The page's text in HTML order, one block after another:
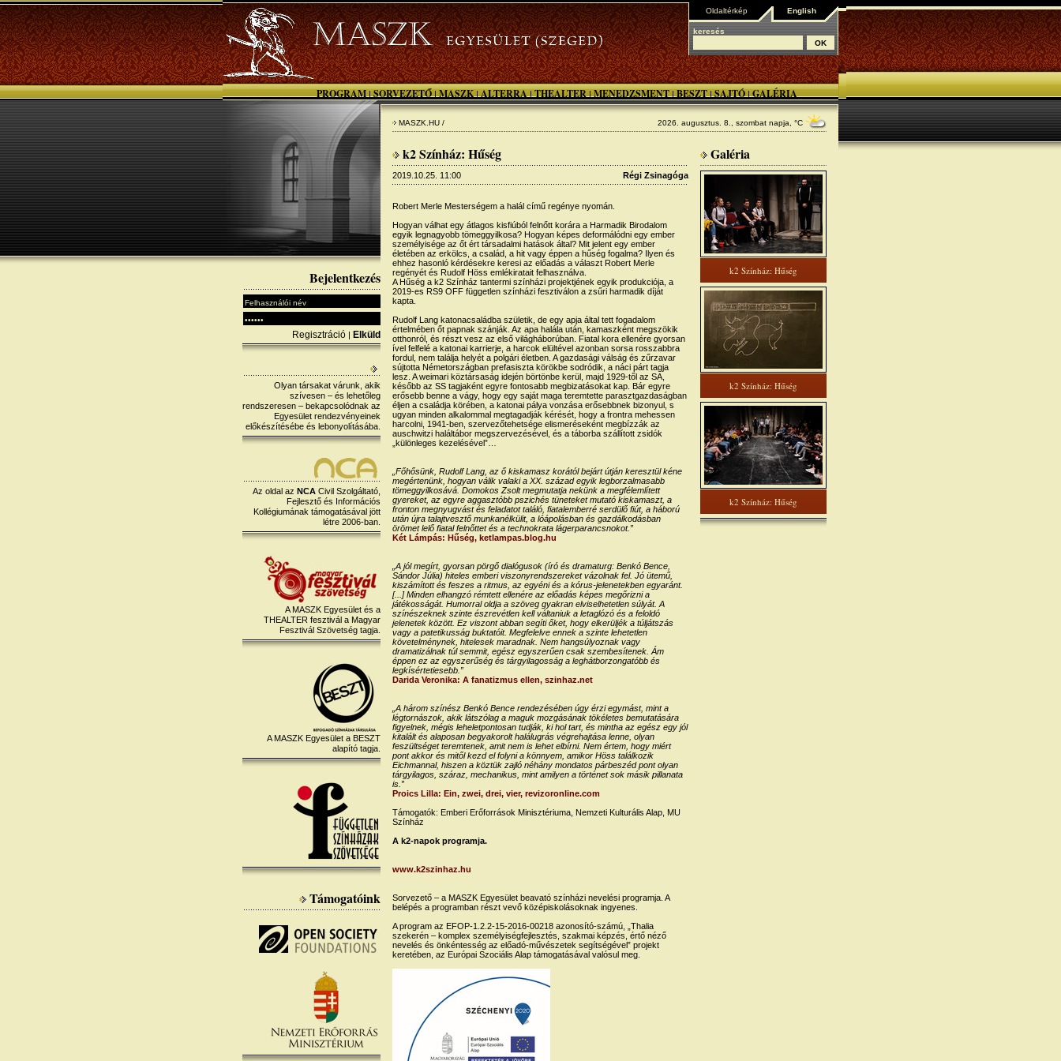
Oldaltérkép English
keresés
PROGRAM | SORVEZETŐ | MASZK | ALTERRA | THEALTER | MENEDZSMENT | BESZT | SAJTÓ | GALÉRIA
Bejelentkezés
Regisztráció | Elküld
Olyan társakat várunk, akik
szívesen – és lehetőleg
rendszeresen – bekapcsolódnak az
Egyesület rendezvényeinek
előkészítésébe és lebonyolításába.
Az oldal az NCA Civil Szolgáltató,
Fejlesztő és Információs
Kollégiumának támogatásával jött
létre 2006-ban.
A MASZK Egyesület és a
THEALTER fesztivál a Magyar
Fesztivál Szövetség tagja.
A MASZK Egyesület a BESZT
alapító tagja.
Támogatóink
MASZK.HU / 2026. augusztus. 8., szombat napja, °C
Galéria
k2 Színház: Hűség
k2 Színház: Hűség
k2 Színház: Hűség
k2 Színház: Hűség
Régi Zsinagóga
2019.10.25. 11:00
Robert Merle Mesterségem a halál című regénye nyomán.
Hogyan válhat egy átlagos kisfiúból felnőtt korára a Harmadik Birodalom
egyik legnagyobb tömeggyilkosa? Hogyan képes deformálódni egy ember
személyisége az őt ért társadalmi hatások által? Mit jelent egy ember
életében az erkölcs, a család, a hit vagy éppen a hűség fogalma? Ilyen és
ehhez hasonló kérdésekre keresi az előadás a választ Robert Merle
regényét és Rudolf Höss emlékiratait felhasználva.
A Hűség a k2 Színház tantermi színházi projektjének egyik produkciója, a
2019-es RS9 OFF független színházi fesztiválon a zsűri harmadik díját
kapta.
Rudolf Lang katonacsaládba születik, de egy apja által tett fogadalom
értelmében őt papnak szánják. Az apa halála után, kamaszként megszökik
otthonról, és részt vesz az első világháborúban. Fiatal kora ellenére gyorsan
ível felfelé a katonai karrierje, a harcok elültével azonban sorsa rosszabbra
fordul, nem találja helyét a polgári életben. A gazdasági válság és zűrzavar
sújtotta Németországban prefasiszta körökbe sodródik, a náci párt tagja
lesz. A weimari köztársaság idején börtönbe kerül, majd 1929-től az SA,
később az SS tagjaként egyre fontosabb megbizatásokat kap. Bár egyre
erősebb benne a vágy, hogy egy saját maga teremtette parasztgazdaságban
éljen a családja körében, a katonai pálya vonzása erősebbnek bizonyul, s
ugyan minden alkalommal megtagadják kérését, hogy a frontra mehessen
harcolni, 1941-ben, szervezőtehetsége elismeréseként megbízzák az
auschwitzi haláltábor megszervezésével, és a táborba szállított zsidók
„különleges kezelésével”…
„Főhősünk, Rudolf Lang, az ő kiskamasz korától bejárt útján keresztül kéne
megértenünk, hogyan válik valaki a XX. század egyik legborzalmasabb
tömeggyilkosává. Domokos Zsolt megmutatja nekünk a megfélemlített
gyereket, az egyre aggasztóbb pszichés tüneteket mutató kiskamaszt, a
fronton megnyugvást és feladatot találó, fiatalemberré serdülő fiút, a háború
után újra talajtvesztő munkanélkülit, a lóápolásban és gazdálkodásban
örömet lelő fiatal felnőttet és a technokrata lágerparancsnokot.”
Két Lámpás: Hűség, ketlampas.blog.hu
„A jól megírt, gyorsan pörgő dialógusok (író és dramaturg: Benkó Bence,
Sándor Júlia) hiteles emberi viszonyrendszereket vázolnak fel. Jó ütemű,
kiszámított és feszes a ritmus, az egyéni és a kórus-jelenetekben egyaránt.
[...] Minden elhangzó rémtett ellenére az előadás képes megőrizni a
játékosságát. Humorral oldja a szöveg gyakran elviselhetetlen súlyát. A
színészeknek szinte észrevétlen kell váltaniuk a letaglózó és a feloldó
jelenetek között. Ez viszont abban segíti őket, hogy elkerüljék a túljátszás
vagy a patetikusság buktatóit. Megfelelve ennek a szinte lehetetlen
követelménynek, hitelesek maradnak. Nem hangsúlyoznak vagy
dramatizálnak túl semmit, egész egyszerűen csak szembesítenek. Ám
éppen ez az egyszerűség és tárgyilagosság a leghátborzongatóbb és
legkísértetiesebb.”
Darida Veronika: A fanatizmus ellen, szinhaz.net
„A három színész Benkó Bence rendezésében úgy érzi egymást, mint a
légtornászok, akik látszólag a maguk mozgásának tökéletes bemutatására
figyelnek, mégis leheletpontosan tudják, ki hol tart, és mintha az egész egy jól
kitalált és alaposan begyakorolt halálugrás végrehajtása lenne, olyan
feszültséget teremtenek, amit nem is lehet elbírni. Nem értem, hogy miért
pont akkor és mitől kezd el folyni a könnyem, amikor Höss találkozik
Eichmannal, hiszen a köztük zajló néhány mondatos párbeszéd pont olyan
tárgyilagos, száraz, mechanikus, mint amilyen a történet sok másik pillanata
is.”
Proics Lilla: Ein, zwei, drei, vier, revizoronline.com
Támogatók: Emberi Erőforrások Minisztériuma, Nemzeti Kulturális Alap, MU
Színház
A k2-napok programja.
www.k2szinhaz.hu
Sorvezető – a MASZK Egyesület beavató színházi nevelési programja. A
belépés a programban részt vevő középiskolásoknak ingyenes.
A program az EFOP-1.2.2-15-2016-00218 azonosító-számú, „Thalia
szekerén – komplex személyiségfejlesztés, szakmai képzés, értő néző
nevelés és önkéntesség az előadó-művészetek segítségével” projekt
keretében, az Európai Szociális Alap támogatásával valósul meg.